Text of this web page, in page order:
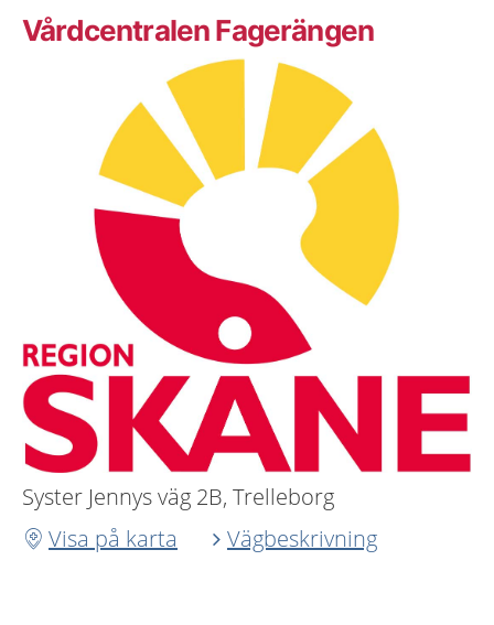
Vårdcentralen Fagerängen
Syster Jennys väg 2B, Trelleborg
Visa på karta
Vägbeskrivning